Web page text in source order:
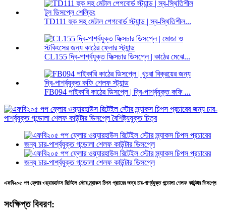
TD111 হুক সহ মেটাল পেগবোর্ড স্ট্যান্ড | স্ব-স্থিতিশীল...
CL155 দ্বি-পার্শ্বযুক্ত ফিক্সচার ডিসপ্লে | কাঠের মেঝে...
FB094 পাইকারি কাঠের ডিসপ্লে | দ্বি-পার্শ্বযুক্ত কফি ...
এফবি২০৫ পপ ফ্লোর ওয়্যারহাউস রিটেইল স্টোর স্ন্যাকস চিপস প্রচারের জন্য চার-পার্শ্বযুক্ত গন্ডোলা শেলফ কাউন্টার ডিসপ্লে
সংক্ষিপ্ত বিবরণ: